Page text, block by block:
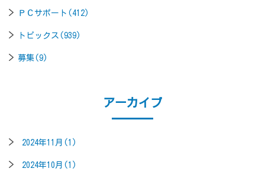
ＰＣサポート(412)
トピックス(939)
募集(9)
アーカイブ
2024年11月(1)
2024年10月(1)